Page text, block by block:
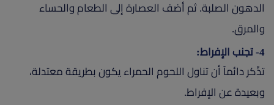
الدهون الصلبة. ثم أضف العصارة إلى الطعام والحساء
والمرق.
4- تجنب الإفراط:
تذّكر دائماً أن تناول اللحوم الحمراء يكون بطريقة معتدلة،
وبعيدة عن الإفراط.